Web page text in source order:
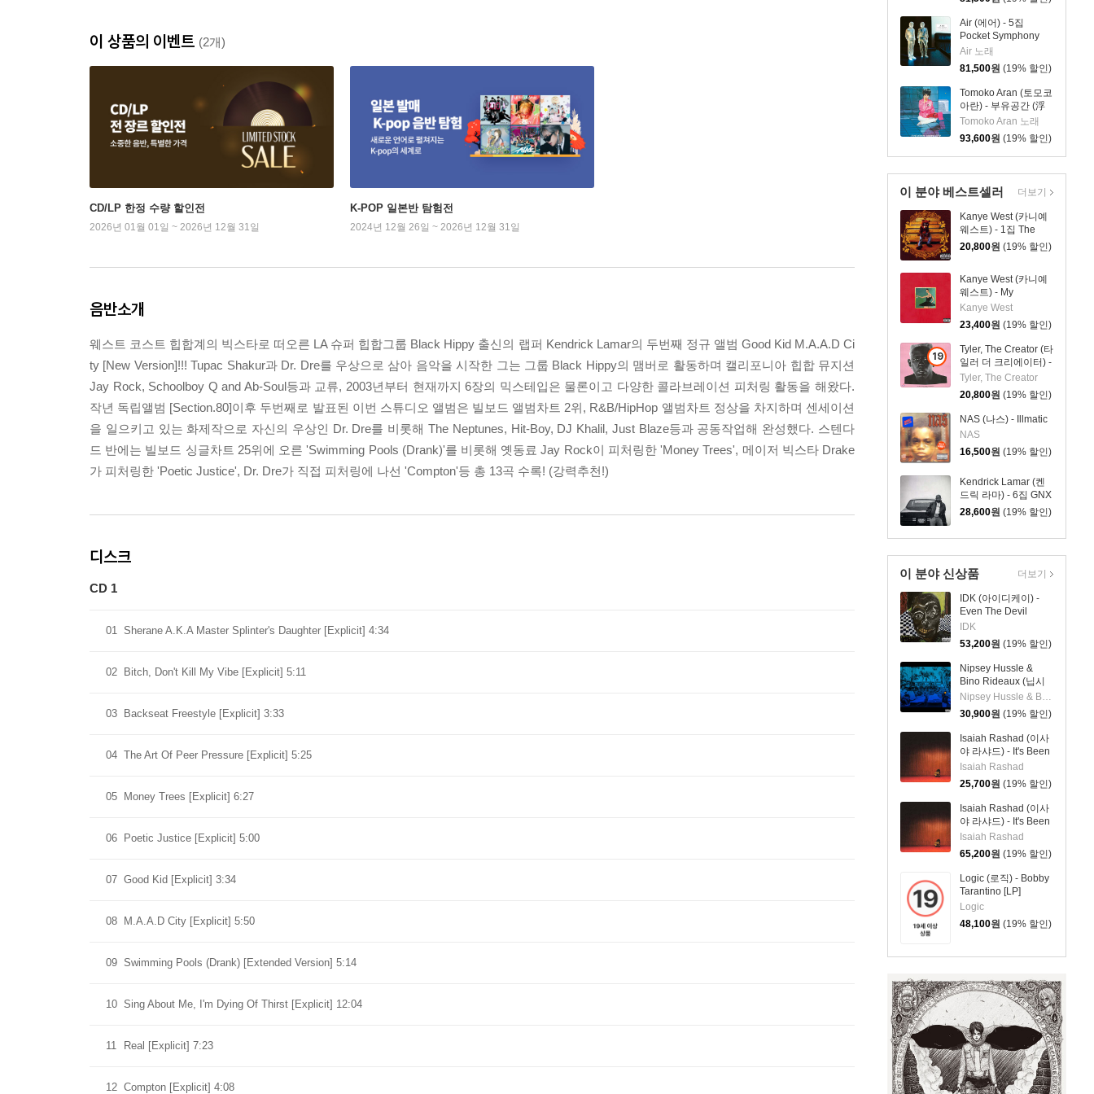
Air (에어) - 5집
Pocket Symphony
[클리어 컬러 2LP]
Air 노래
81,500원 (19% 할인)
Tomoko Aran (토모코
아란) - 부유공간 (浮
遊空間) (+1) [2LP]
Tomoko Aran 노래
93,600원 (19% 할인)
이 분야 베스트셀러
Kanye West (카니예
웨스트) - 1집 The
College Dropout
20,800원 (19% 할인)
Kanye West (카니예
웨스트) - My
Beautiful Dark
Twisted Fantasy
Kanye West
23,400원 (19% 할인)
19
세
이
상
품
Tyler, The Creator (타
일러 더 크리에이터) -
5집 Igor
Tyler, The Creator
20,800원 (19% 할인)
NAS (나스) - Illmatic
NAS
16,500원 (19% 할인)
Kendrick Lamar (켄
드릭 라마) - 6집 GNX
28,600원 (19% 할인)
더보기
이 분야 신상품
IDK (아이디케이) -
Even The Devil
Smiles [LP]
IDK
53,200원 (19% 할인)
Nipsey Hussle &
Bino Rideaux (닙시
허슬 & 비노 리도) -
Prolific
Nipsey Hussle & Bino Rideaux
30,900원 (19% 할인)
Isaiah Rashad (이사
야 라샤드) - It's Been
Awful
Isaiah Rashad
25,700원 (19% 할인)
Isaiah Rashad (이사
야 라샤드) - It's Been
Awful [2LP]
Isaiah Rashad
65,200원 (19% 할인)
Logic (로직) - Bobby
Tarantino [LP]
Logic
48,100원 (19% 할인)
더보기
이 상품의 이벤트 (2개)
CD/LP 한정 수량 할인전
2026년 01월 01일 ~ 2026년 12월 31일
K-POP 일본반 탐험전
2024년 12월 26일 ~ 2026년 12월 31일
음반소개
웨스트 코스트 힙합계의 빅스타로 떠오른 LA 슈퍼 힙합그룹 Black Hippy 출신의 랩퍼 Kendrick Lamar의 두번째 정규 앨범 Good Kid M.A.A.D Ci
ty [New Version]!!! Tupac Shakur과 Dr. Dre를 우상으로 삼아 음악을 시작한 그는 그룹 Black Hippy의 맴버로 활동하며 캘리포니아 힙합 뮤지션
Jay Rock, Schoolboy Q and Ab-Soul등과 교류, 2003년부터 현재까지 6장의 믹스테입은 물론이고 다양한 콜라브레이션 피처링 활동을 해왔다.
작년 독립앨범 [Section.80]이후 두번째로 발표된 이번 스튜디오 앨범은 빌보드 앨범차트 2위, R&B/HipHop 앨범차트 정상을 차지하며 센세이션
을 일으키고 있는 화제작으로 자신의 우상인 Dr. Dre를 비롯해 The Neptunes, Hit-Boy, DJ Khalil, Just Blaze등과 공동작업해 완성했다. 스텐다
드 반에는 빌보드 싱글차트 25위에 오른 'Swimming Pools (Drank)'를 비롯해 옛동료 Jay Rock이 피처링한 'Money Trees', 메이저 빅스타 Drake
가 피처링한 'Poetic Justice', Dr. Dre가 직접 피처링에 나선 'Compton'등 총 13곡 수록! (강력추천!)
디스크
CD 1
01 Sherane A.K.A Master Splinter's Daughter [Explicit] 4:34
02 Bitch, Don't Kill My Vibe [Explicit] 5:11
03 Backseat Freestyle [Explicit] 3:33
04 The Art Of Peer Pressure [Explicit] 5:25
05 Money Trees [Explicit] 6:27
06 Poetic Justice [Explicit] 5:00
07 Good Kid [Explicit] 3:34
08 M.A.A.D City [Explicit] 5:50
09 Swimming Pools (Drank) [Extended Version] 5:14
10 Sing About Me, I'm Dying Of Thirst [Explicit] 12:04
11 Real [Explicit] 7:23
12 Compton [Explicit] 4:08